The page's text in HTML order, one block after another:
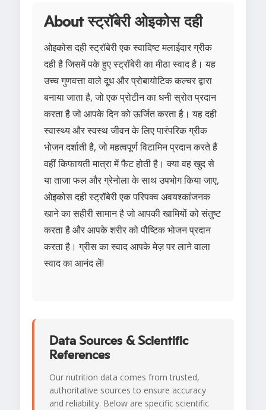
About स्ट्रॉबेरी ओइकोस दही
ओइकोस दही स्ट्रॉबेरी एक स्वादिष्ट मलाईदार ग्रीक
दही है जिसमें पके हुए स्ट्रॉबेरी का मीठा स्वाद है। यह
उच्च गुणवत्ता वाले दूध और प्रोबायोटिक कल्चर द्वारा
बनाया जाता है, जो एक प्रोटीन का धनी स्रोत प्रदान
करता है जो आपके दिन को ऊर्जित करता है। यह दही
स्वास्थ्य और स्वस्थ जीवन के लिए पारंपरिक ग्रीक
भोजन दर्शाती है, जो महत्वपूर्ण विटामिन प्रदान करते हैं
वहीं किफायती मात्रा में फैट होती है। क्या वह खुद से
या ताजा फल और ग्रेनोला के साथ उपभोग किया जाए,
ओइकोस दही स्ट्रॉबेरी एक परिपक्व अवयश्कांजनक
खाने का सहीरी सामान है जो आपकी खामियों को संतुष्ट
करता है और आपके शरीर को पौष्टिक भोजन प्रदान
करता है। ग्रीस का स्वाद आपके मेज़ पर लाने वाला
स्वाद का आनंद लें!
Data Sources & Scientific
References
Our nutrition data comes from trusted,
authoritative sources to ensure accuracy
and reliability. Below are specific scientific